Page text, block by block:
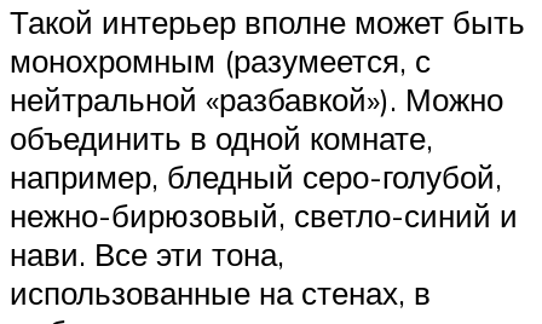
Такой интерьер вполне может быть
монохромным (разумеется, с
нейтральной «разбавкой»). Можно
объединить в одной комнате,
например, бледный серо-голубой,
нежно-бирюзовый, светло-синий и
нави. Все эти тона,
использованные на стенах, в